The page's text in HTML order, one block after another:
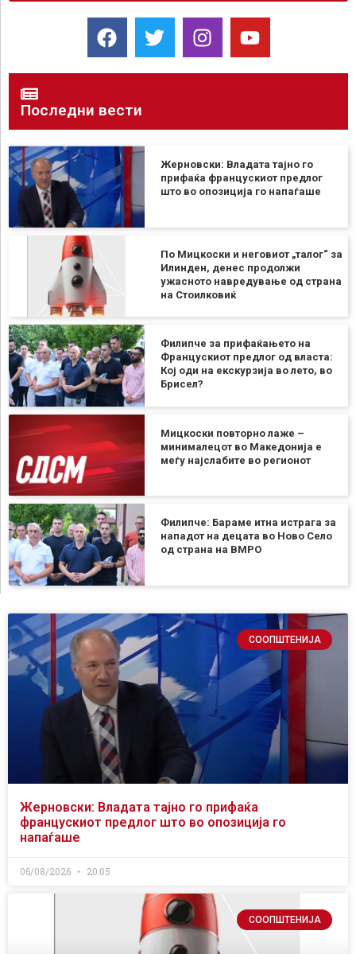
Последни вести
Жерновски: Владата тајно го
прифаќа францускиот предлог
што во опозиција го напаѓаше
По Мицкоски и неговиот „талог“ за
Илинден, денес продолжи
ужасното навредување од страна
на Стоилковиќ
Филипче за прифаќањето на
Францускиот предлог од власта:
Кој оди на екскурзија во лето, во
Брисел?
Мицкоски повторно лаже –
минималецот во Македонија е
меѓу најслабите во регионот
Филипче: Бараме итна истрага за
нападот на децата во Ново Село
од страна на ВМРО
СООПШТЕНИЈА
Жерновски: Владата тајно го прифаќа
францускиот предлог што во опозиција го
напаѓаше
06/08/2026 20:05
СООПШТЕНИЈА